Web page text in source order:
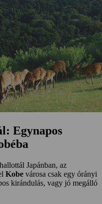
Egynapos
Japánban, az
Kobe városa csak egy órányi
kirándulás, vagy jó megálló